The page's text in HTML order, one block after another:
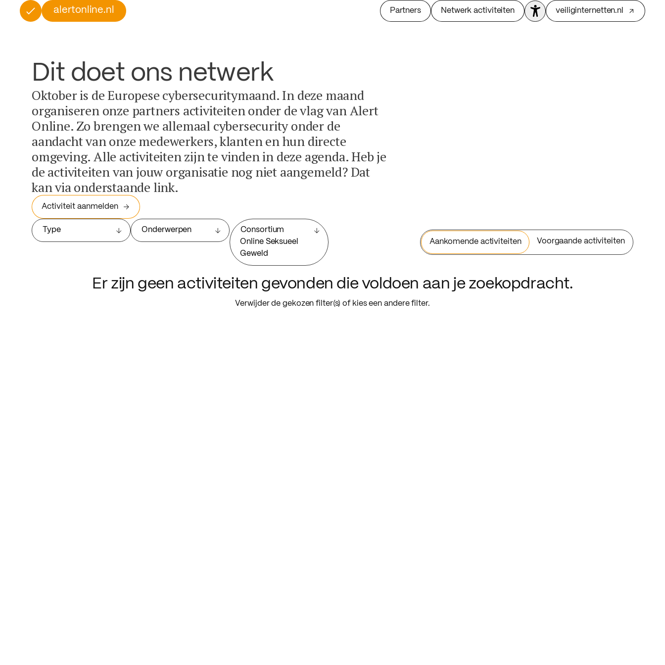
alertonline.nl Partners Netwerk activiteiten veiliginternetten.nl
Dit doet ons netwerk
Oktober is de Europese cybersecuritymaand. In deze maand
organiseren onze partners activiteiten onder de vlag van Alert
Online. Zo brengen we allemaal cybersecurity onder de
aandacht van onze medewerkers, klanten en hun directe
omgeving. Alle activiteiten zijn te vinden in deze agenda. Heb je
de activiteiten van jouw organisatie nog niet aangemeld? Dat
kan via onderstaande link.
Activiteit aanmelden
Type Onderwerpen
Consortium
Online Seksueel
Geweld
Aankomende activiteiten Voorgaande activiteiten
Er zijn geen activiteiten gevonden die voldoen aan je zoekopdracht.
Verwijder de gekozen filter(s) of kies een andere filter.